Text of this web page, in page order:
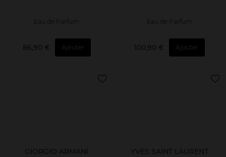
Eau de Parfum
86,90 € Ajouter
Eau de Parfum
100,90 € Ajouter
GIORGIO ARMANI YVES SAINT LAURENT